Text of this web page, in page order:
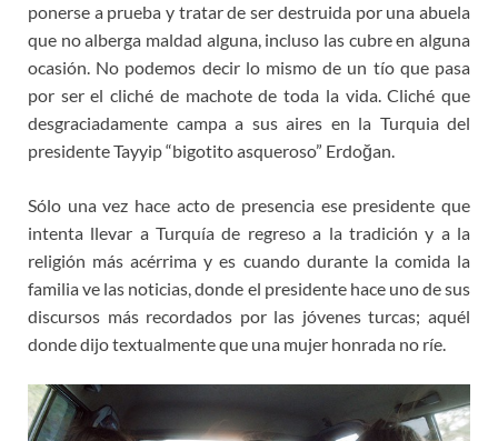
ponerse a prueba y tratar de ser destruida por una abuela
que no alberga maldad alguna, incluso las cubre en alguna
ocasión. No podemos decir lo mismo de un tío que pasa
por ser el cliché de machote de toda la vida. Cliché que
desgraciadamente campa a sus aires en la Turquia del
presidente Tayyip “bigotito asqueroso” Erdoğan.
Sólo una vez hace acto de presencia ese presidente que
intenta llevar a Turquía de regreso a la tradición y a la
religión más acérrima y es cuando durante la comida la
familia ve las noticias, donde el presidente hace uno de sus
discursos más recordados por las jóvenes turcas; aquél
donde dijo textualmente que una mujer honrada no ríe.